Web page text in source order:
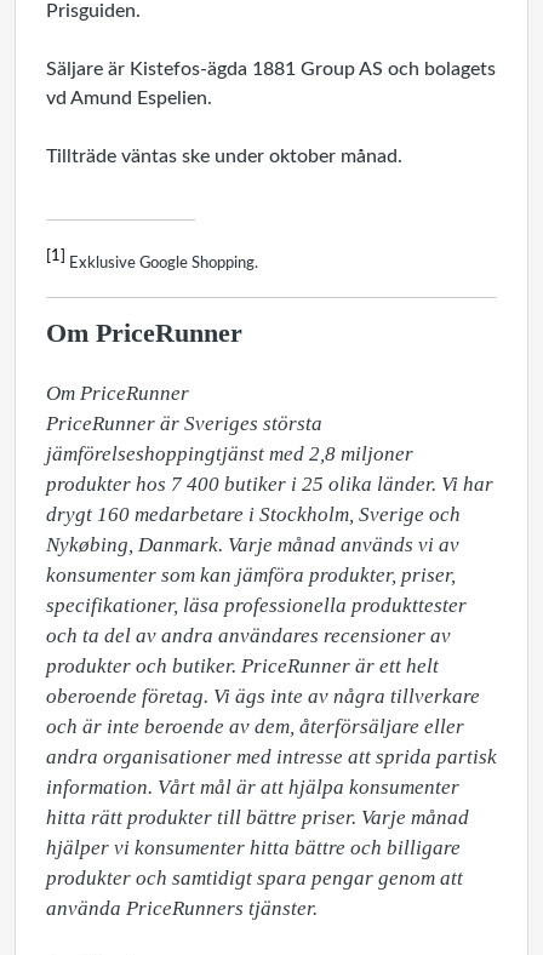
Prisguiden.
Säljare är Kistefos-ägda 1881 Group AS och bolagets
vd Amund Espelien.
Tillträde väntas ske under oktober månad.
[1] Exklusive Google Shopping.
Om PriceRunner
Om PriceRunner
PriceRunner är Sveriges största
jämförelseshoppingtjänst med 2,8 miljoner
produkter hos 7 400 butiker i 25 olika länder. Vi har
drygt 160 medarbetare i Stockholm, Sverige och
Nykøbing, Danmark. Varje månad används vi av
konsumenter som kan jämföra produkter, priser,
specifikationer, läsa professionella produkttester
och ta del av andra användares recensioner av
produkter och butiker. PriceRunner är ett helt
oberoende företag. Vi ägs inte av några tillverkare
och är inte beroende av dem, återförsäljare eller
andra organisationer med intresse att sprida partisk
information. Vårt mål är att hjälpa konsumenter
hitta rätt produkter till bättre priser. Varje månad
hjälper vi konsumenter hitta bättre och billigare
produkter och samtidigt spara pengar genom att
använda PriceRunners tjänster.